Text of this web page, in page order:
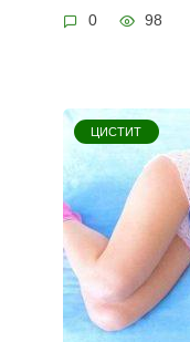
0 98
ЦИСТИТ